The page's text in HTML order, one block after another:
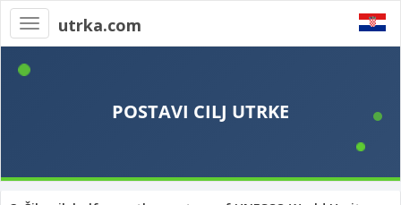
Toggle
navigation
utrka.com